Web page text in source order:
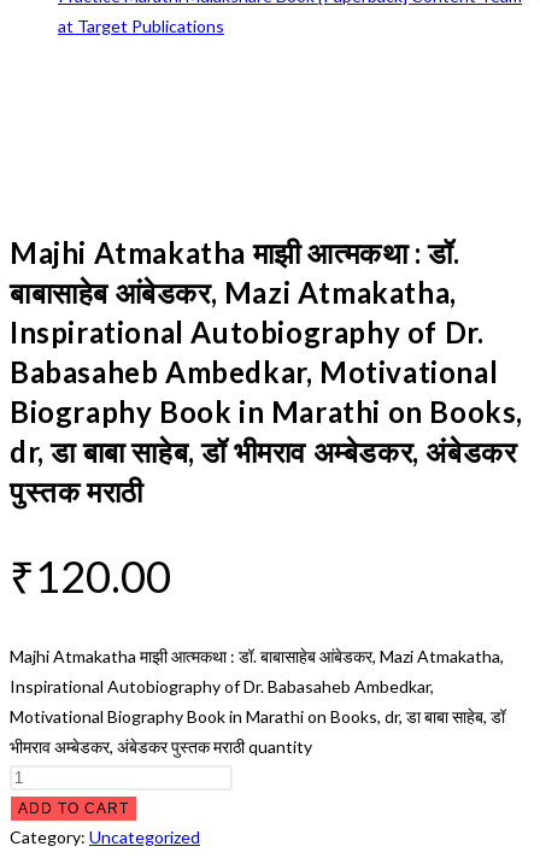
Majhi Atmakatha माझी आत्मकथा : डॉ.
बाबासाहेब आंबेडकर, Mazi Atmakatha,
Inspirational Autobiography of Dr.
Babasaheb Ambedkar, Motivational
Biography Book in Marathi on Books,
dr, डा बाबा साहेब, डॉ भीमराव अम्बेडकर, अंबेडकर
पुस्तक मराठी
₹120.00
Majhi Atmakatha माझी आत्मकथा : डॉ. बाबासाहेब आंबेडकर, Mazi Atmakatha,
Inspirational Autobiography of Dr. Babasaheb Ambedkar,
Motivational Biography Book in Marathi on Books, dr, डा बाबा साहेब, डॉ
भीमराव अम्बेडकर, अंबेडकर पुस्तक मराठी quantity
ADD TO CART
Category: Uncategorized